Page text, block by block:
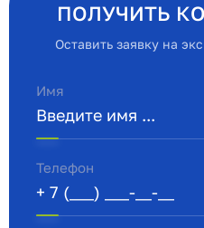
ПОЛУЧИТЬ
Оставить заявку на
Имя
Телефон